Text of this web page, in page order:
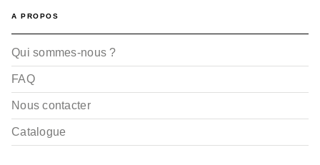
A PROPOS
Qui sommes-nous ?
FAQ
Nous contacter
Catalogue